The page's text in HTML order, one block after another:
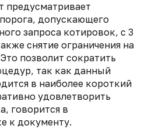
предусматривает
допускающего
запроса котировок, с 3
снятие ограничения на
позволит сократить
так как данный
в наиболее короткий
удовлетворить
говорится в
к документу.